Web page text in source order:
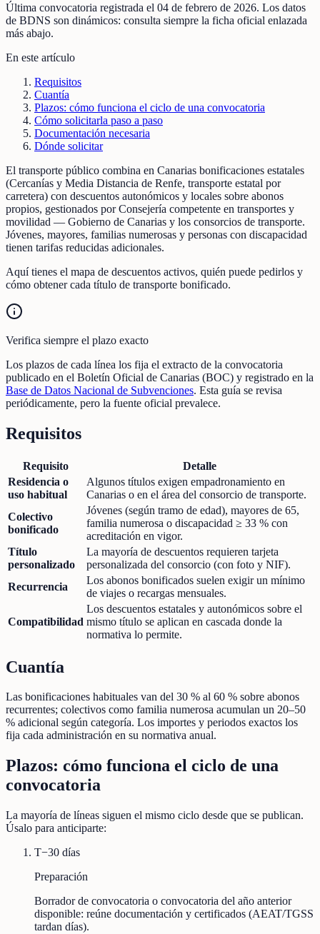
Última convocatoria registrada el 04 de febrero de 2026. Los datos
de BDNS son dinámicos: consulta siempre la ficha oficial enlazada
más abajo.
En este artículo
Requisitos
Cuantía
Plazos: cómo funciona el ciclo de una convocatoria
Cómo solicitarla paso a paso
Documentación necesaria
Dónde solicitar
El transporte público combina en Canarias bonificaciones estatales
(Cercanías y Media Distancia de Renfe, transporte estatal por
carretera) con descuentos autonómicos y locales sobre abonos
propios, gestionados por Consejería competente en transportes y
movilidad — Gobierno de Canarias y los consorcios de transporte.
Jóvenes, mayores, familias numerosas y personas con discapacidad
tienen tarifas reducidas adicionales.
Aquí tienes el mapa de descuentos activos, quién puede pedirlos y
cómo obtener cada título de transporte bonificado.
Verifica siempre el plazo exacto
Los plazos de cada línea los fija el extracto de la convocatoria
publicado en el Boletín Oficial de Canarias (BOC) y registrado en la
Base de Datos Nacional de Subvenciones. Esta guía se revisa
periódicamente, pero la fuente oficial prevalece.
Requisitos
Requisito
Detalle
Residencia o
uso habitual
Algunos títulos exigen empadronamiento en
Canarias o en el área del consorcio de transporte.
Colectivo
bonificado
Jóvenes (según tramo de edad), mayores de 65,
familia numerosa o discapacidad ≥ 33 % con
acreditación en vigor.
Título
personalizado
La mayoría de descuentos requieren tarjeta
personalizada del consorcio (con foto y NIF).
Recurrencia
Los abonos bonificados suelen exigir un mínimo
de viajes o recargas mensuales.
Compatibilidad
Los descuentos estatales y autonómicos sobre el
mismo título se aplican en cascada donde la
normativa lo permite.
Cuantía
Las bonificaciones habituales van del 30 % al 60 % sobre abonos
recurrentes; colectivos como familia numerosa acumulan un 20–50
% adicional según categoría. Los importes y periodos exactos los
fija cada administración en su normativa anual.
Plazos: cómo funciona el ciclo de una
convocatoria
La mayoría de líneas siguen el mismo ciclo desde que se publican.
Úsalo para anticiparte:
T−30 días
Preparación
Borrador de convocatoria o convocatoria del año anterior
disponible: reúne documentación y certificados (AEAT/TGSS
tardan días).